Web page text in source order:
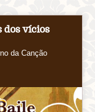
vícios
da Canção